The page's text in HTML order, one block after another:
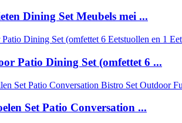
Dining Set Meubels mei ...
Patio Dining Set (omfettet 6 ...
Set Patio Conversation ...